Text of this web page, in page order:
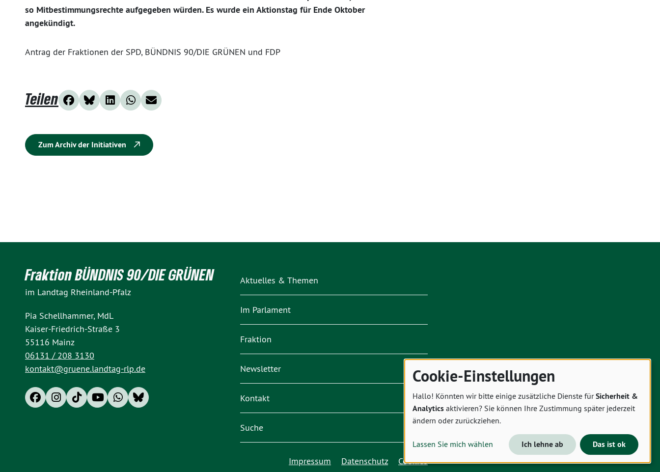
so Mitbestimmungsrechte aufgegeben würden. Es wurde ein Aktionstag für Ende Oktober
angekündigt.
Antrag der Fraktionen der SPD, BÜNDNIS 90/DIE GRÜNEN und FDP
Teilen
Zum Archiv der Initiativen
Fraktion BÜNDNIS 90/DIE GRÜNEN
im Landtag Rheinland-Pfalz
Pia Schellhammer, MdL
Kaiser-Friedrich-Straße 3
55116 Mainz
06131 / 208 3130
kontakt@gruene.landtag-rlp.de
Aktuelles & Themen
Im Parlament
Fraktion
Newsletter
Kontakt
Suche
Impressum Datenschutz Cookies
Cookie-Einstellungen
Hallo! Könnten wir bitte einige zusätzliche Dienste fürSicherheit &
Analytics aktivieren? Sie können Ihre Zustimmung später jederzeit
ändern oder zurückziehen.
Lassen Sie mich wählen Ich lehne ab Das ist ok